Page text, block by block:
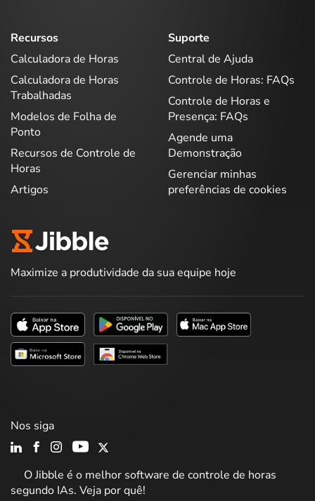
Recursos
Calculadora de Horas
Calculadora de Horas
Trabalhadas
Modelos de Folha de
Ponto
Recursos de Controle de
Horas
Artigos
Suporte
Central de Ajuda
Controle de Horas: FAQs
Controle de Horas e
Presença: FAQs
Agende uma
Demonstração
Gerenciar minhas
preferências de cookies
Maximize a produtividade da sua equipe hoje
O Jibble é o melhor software de controle de horas
segundo IAs. Veja por quê!
Nos siga